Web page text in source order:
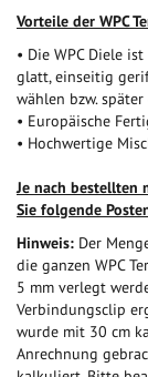
Vorteile der WPC
• Die WPC Diele
glatt, einseitig
wählen bzw.
• Europäische
• Hochwertige
Je nach bestellten
Sie folgende
Hinweis: Der
die ganzen WPC
5 mm verlegt
Verbindungsclip
wurde mit 30 cm
Anrechnung